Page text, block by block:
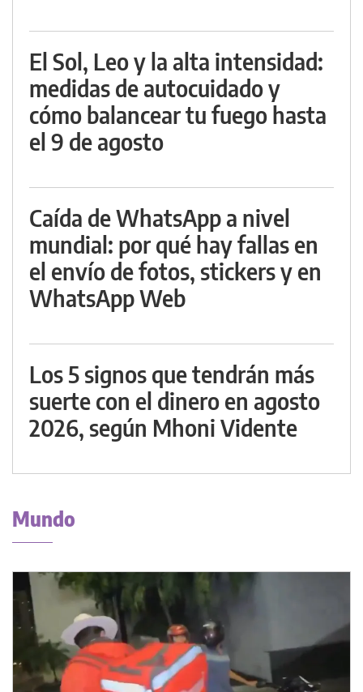
El Sol, Leo y la alta intensidad:
medidas de autocuidado y
cómo balancear tu fuego hasta
el 9 de agosto
Caída de WhatsApp a nivel
mundial: por qué hay fallas en
el envío de fotos, stickers y en
WhatsApp Web
Los 5 signos que tendrán más
suerte con el dinero en agosto
2026, según Mhoni Vidente
Mundo